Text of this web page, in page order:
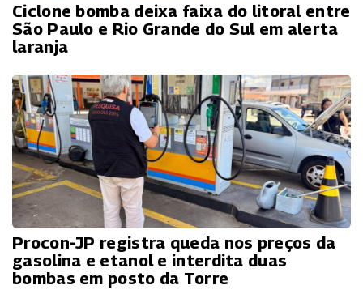
Ciclone bomba deixa faixa do litoral entre
São Paulo e Rio Grande do Sul em alerta
laranja
Procon-JP registra queda nos preços da
gasolina e etanol e interdita duas
bombas em posto da Torre